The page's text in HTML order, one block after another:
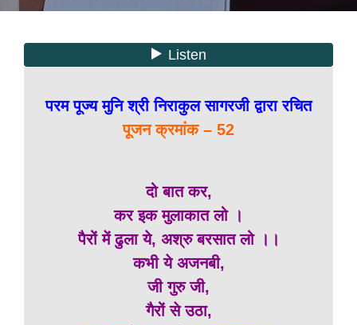
परम पूज्य मुनि श्री निराकुल सागरजी द्वारा रचित
पूजन क्रमांक – 52
दो बात कर,
कर इक मुलाकात लो ।
पैरों में ढुला ये, अश्रु बरसात लो ।।
कभी ये अजनबी,
जी गुरु जी,
गैरों से उठा,